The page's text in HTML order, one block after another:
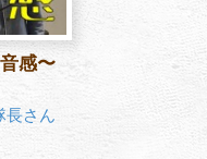
感〜
長さん